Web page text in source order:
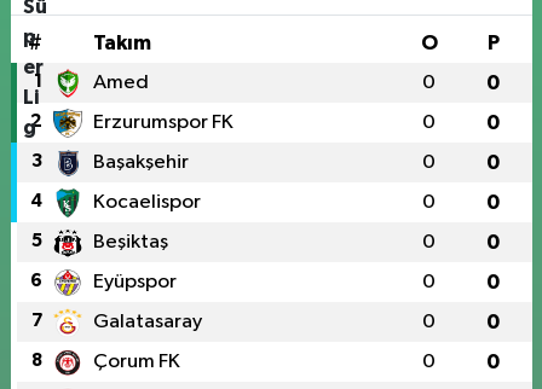
# Takım O P
1 Amed 0 0
2 Erzurumspor FK 0 0
3 Başakşehir 0 0
4 Kocaelispor 0 0
5 Beşiktaş 0 0
6 Eyüpspor 0 0
7 Galatasaray 0 0
8 Çorum FK 0 0